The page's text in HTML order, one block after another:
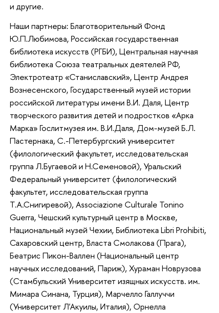
и другие.
Наши партнеры: Благотворительный Фонд
Ю.П.Любимова, Российская государственная
библиотека искусств (РГБИ), Центральная научная
библиотека Союза театральных деятелей РФ,
Электротеатр «Станиславский», Центр Андрея
Вознесенского, Государственный музей истории
российской литературы имени В.И. Даля, Центр
творческого развития детей и подростков «Арка
Марка» Гослитмузея им. В.И.Даля, Дом-музей Б.Л.
Пастернака, С.-Петербургский университет
(филологический факультет, исследовательская
группа Л.Бугаевой и Н.Семеновой), Уральский
Федеральный университет (филологический
факультет, исследовательская группа
Т.А.Снигиревой), Associazione Culturale Tonino
Guerra, Чешский культурный центр в Москве,
Национальный музей Чехии, Библиотека Libri Prohibiti,
Сахаровский центр, Власта Смолакова (Прага),
Беатрис Пикон-Валлен (Национальный центр
научных исследований, Париж), Хураман Новрузова
(Стамбульский Университет изящных искусств. им.
Мимара Синана, Турция), Марчелло Галлуччи
(Университет Л'Акуилы, Италия), Орнелла